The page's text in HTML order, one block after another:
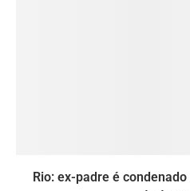
Rio: ex-padre é